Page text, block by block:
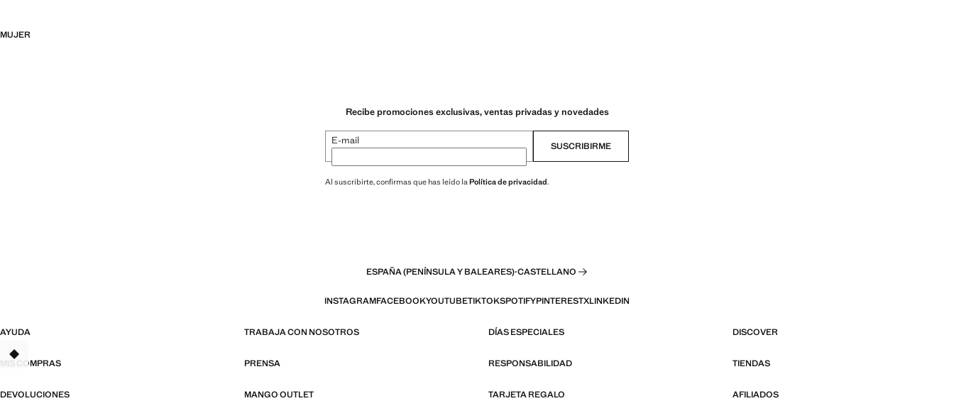
MUJER
Recibe promociones exclusivas, ventas privadas y novedades
E-mail SUSCRIBIRME
Al suscribirte, confirmas que has leído laPolítica de privacidad.
ESPAÑA (PENÍNSULA Y BALEARES)·CASTELLANO
INSTAGRAMFACEBOOKYOUTUBETIKTOKSPOTIFYPINTERESTXLINKEDIN
AYUDA TRABAJA CON NOSOTROS DÍAS ESPECIALES DISCOVER
MIS COMPRAS PRENSA RESPONSABILIDAD TIENDAS
DEVOLUCIONES MANGO OUTLET TARJETA REGALO AFILIADOS